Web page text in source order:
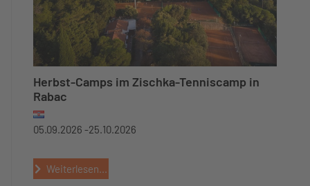
Herbst-Camps im Zischka-Tenniscamp in
Rabac
05.09.2026 -25.10.2026
Weiterlesen...